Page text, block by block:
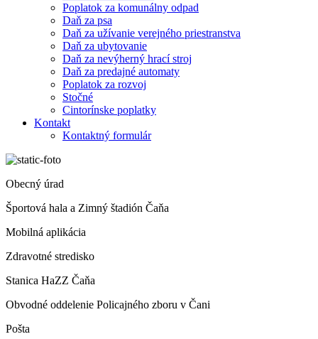
Poplatok za komunálny odpad
Daň za psa
Daň za užívanie verejného priestranstva
Daň za ubytovanie
Daň za nevýherný hrací stroj
Daň za predajné automaty
Poplatok za rozvoj
Stočné
Cintorínske poplatky
Kontakt
Kontaktný formulár
Obecný úrad
Športová hala a Zimný štadión Čaňa
Mobilná aplikácia
Zdravotné stredisko
Stanica HaZZ Čaňa
Obvodné oddelenie Policajného zboru v Čani
Pošta